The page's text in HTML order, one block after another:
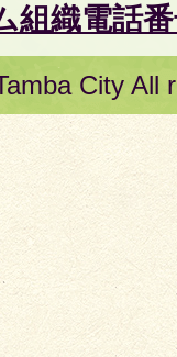
組織電話
City All